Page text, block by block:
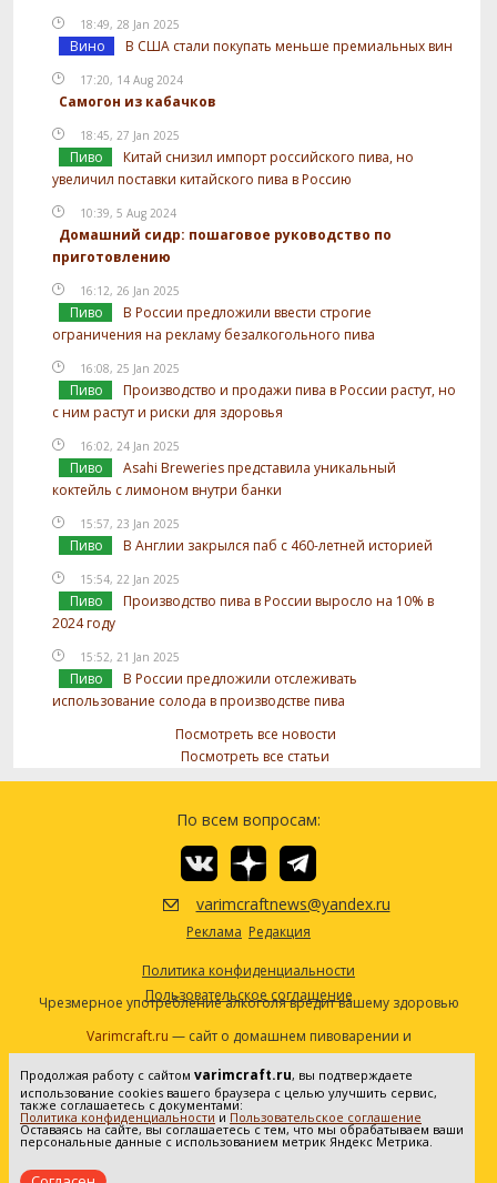
18:49, 28 Jan 2025
Вино В США стали покупать меньше премиальных вин
17:20, 14 Aug 2024
Самогон из кабачков
18:45, 27 Jan 2025
Пиво
Китай снизил импорт российского пива, но
увеличил поставки китайского пива в Россию
10:39, 5 Aug 2024
Домашний сидр: пошаговое руководство по
приготовлению
16:12, 26 Jan 2025
Пиво
В России предложили ввести строгие
ограничения на рекламу безалкогольного пива
16:08, 25 Jan 2025
Пиво
Производство и продажи пива в России растут, но
с ним растут и риски для здоровья
16:02, 24 Jan 2025
Пиво
Asahi Breweries представила уникальный
коктейль с лимоном внутри банки
15:57, 23 Jan 2025
Пиво В Англии закрылся паб с 460-летней историей
15:54, 22 Jan 2025
Пиво
Производство пива в России выросло на 10% в
2024 году
15:52, 21 Jan 2025
Пиво
В России предложили отслеживать
использование солода в производстве пива
Посмотреть все новости
Посмотреть все статьи
По всем вопросам:
varimcraftnews@yandex.ru
Реклама Редакция
Политика конфиденциальности
Пользовательское соглашение
Чрезмерное употребление алкоголя вредит вашему здоровью
Varimcraft.ru — сайт о домашнем пивоварении и
самогоноварении.
Сетевое издание «Варимкрафт». Зарегистрировано в
Федеральной службе по надзору в сфере связи, информационных
технологий и массовых коммуникаций (Роскомнадзор). Реестровая
запись ЭЛ No ФС77-80936 от 25.05.2021. Все права защищены. 16+
Продолжая работу с сайтом varimcraft.ru, вы подтверждаете
использование cookies вашего браузера с целью улучшить сервис,
также соглашаетесь с документами:
Политика конфиденциальности и Пользовательское соглашение
Оставаясь на сайте, вы соглашаетесь с тем, что мы обрабатываем ваши
персональные данные с использованием метрик Яндекс Метрика.